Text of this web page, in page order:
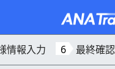
情報入力 6 最終確